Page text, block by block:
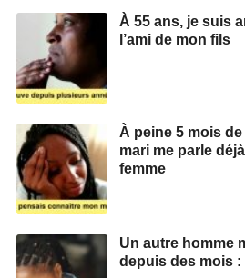
À 55 ans, je suis
l’ami de mon fils
À peine 5 mois
mari me parle
femme
Un autre homme
depuis des mois :